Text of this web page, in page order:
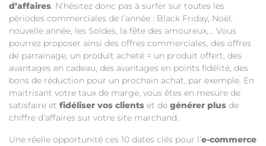
d’affaires. N’hésitez donc pas à surfer sur toutes les
périodes commerciales de l’année : Black Friday, Noël,
nouvelle année, les Soldes, la fête des amoureux,… Vous
pourrez proposer ainsi des offres commerciales, des offres
de parrainage, un produit acheté = un produit offert, des
avantages en cadeau, des avantages en points fidélité, des
bons de réduction pour un prochain achat, par exemple. En
maitrisant votre taux de marge, vous êtes en mesure de
satisfaire et fidéliser vos clients et de générer plus de
chiffre d’affaires sur votre site marchand.
Une réelle opportunité ces 10 dates clés pour l’e-commerce